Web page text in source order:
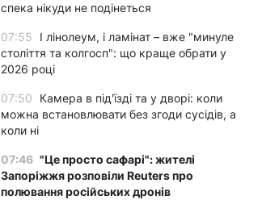
спека нікуди не подінеться
07:55
І лінолеум, і ламінат – вже "минуле
століття та колгосп": що краще обрати у
2026 році
07:50
Камера в під'їзді та у дворі: коли
можна встановлювати без згоди сусідів, а
коли ні
07:46 "Це просто сафарі": жителі
Запоріжжя розповіли Reuters про
полювання російських дронів